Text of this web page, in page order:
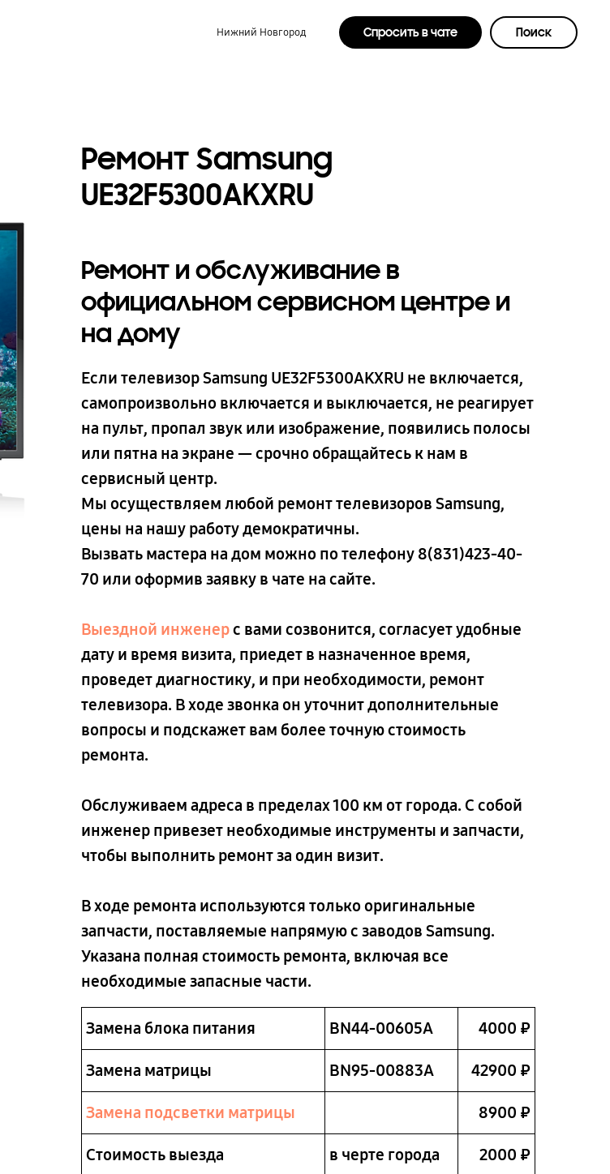
Нижний Новгород Спросить в чате Поиск
Ремонт Samsung
UE32F5300AKXRU
Ремонт и обслуживание в
официальном сервисном центре и
на дому
Если телевизор Samsung UE32F5300AKXRU не включается,
самопроизвольно включается и выключается, не реагирует
на пульт, пропал звук или изображение, появились полосы
или пятна на экране — срочно обращайтесь к нам в
сервисный центр.
Мы осуществляем любой ремонт телевизоров Samsung,
цены на нашу работу демократичны.
Вызвать мастера на дом можно по телефону 8(831)423-40-
70 или оформив заявку в чате на сайте.
Выездной инженерс вами созвонится, согласует удобные
дату и время визита, приедет в назначенное время,
проведет диагностику, и при необходимости, ремонт
телевизора. В ходе звонка он уточнит дополнительные
вопросы и подскажет вам более точную стоимость
ремонта.
Обслуживаем адреса в пределах 100 км от города. С собой
инженер привезет необходимые инструменты и запчасти,
чтобы выполнить ремонт за один визит.
В ходе ремонта используются только оригинальные
запчасти, поставляемые напрямую с заводов Samsung.
Указана полная стоимость ремонта, включая все
необходимые запасные части.
Замена блока питания BN44-00605A 4000 ₽
Замена матрицы BN95-00883A 42900 ₽
Замена подсветки матрицы 8900 ₽
Стоимость выезда в черте города 2000 ₽